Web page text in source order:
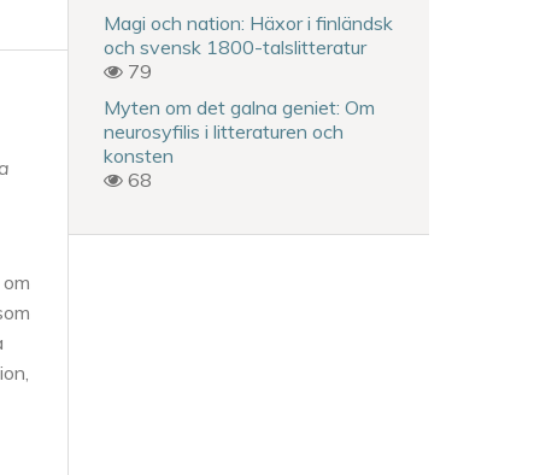
Magi och nation: Häxor i finländsk
och svensk 1800-talslitteratur
79
Myten om det galna geniet: Om
neurosyfilis i litteraturen och
konsten
68